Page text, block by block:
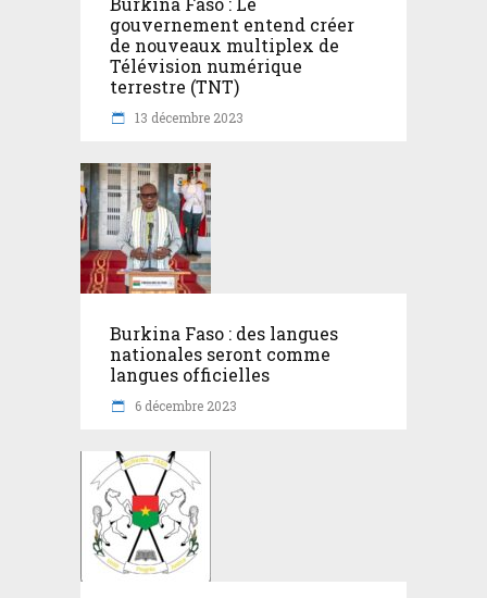
gouvernement entend créer
de nouveaux multiplex de
Télévision numérique
terrestre (TNT)
13 décembre 2023
Burkina Faso : des langues
nationales seront comme
langues officielles
6 décembre 2023